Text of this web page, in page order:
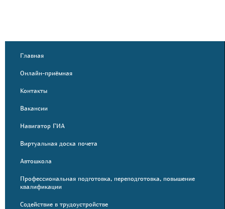
Главная
Онлайн-приёмная
Контакты
Вакансии
Навигатор ГИА
Виртуальная доска почета
Автошкола
Профессиональная подготовка, переподготовка, повышение
квалификации
Содействие в трудоустройстве